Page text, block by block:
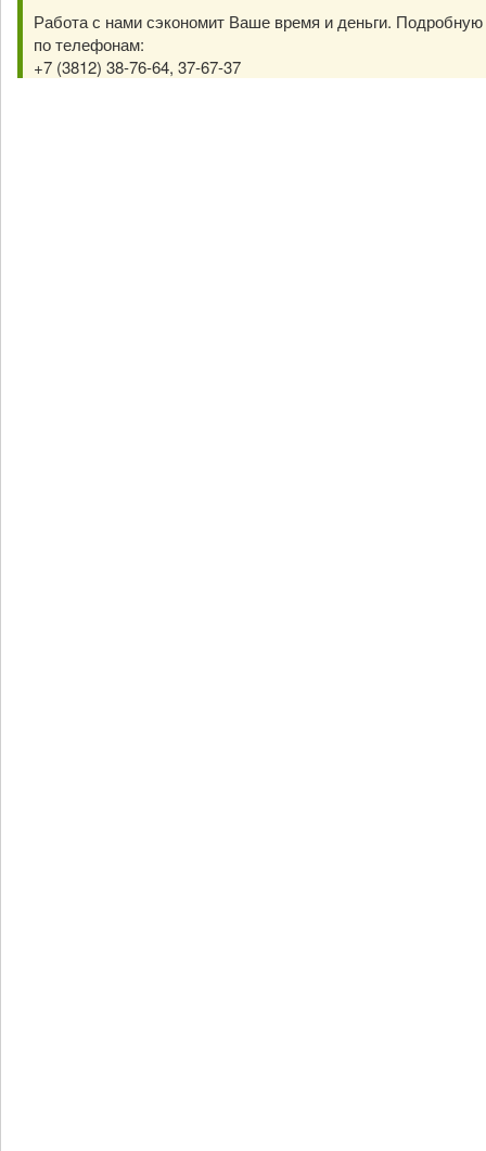
Работа с нами сэкономит Ваше время и деньги.
по телефонам:
+7 (3812) 38-76-64, 37-67-37